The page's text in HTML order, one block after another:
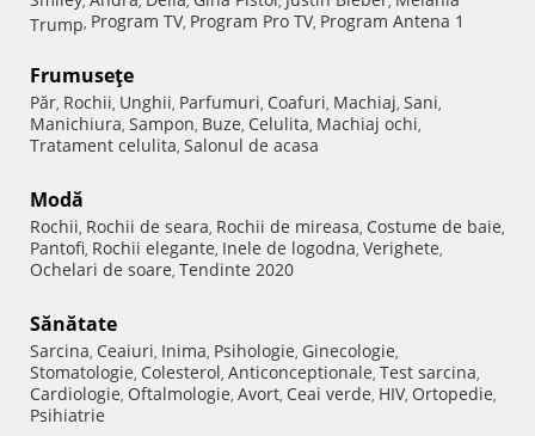
Trump, Program TV, Program Pro TV, Program Antena 1
Frumuseţe
Păr, Rochii, Unghii, Parfumuri, Coafuri, Machiaj, Sani,
Manichiura, Sampon, Buze, Celulita, Machiaj ochi,
Tratament celulita, Salonul de acasa
Modă
Rochii, Rochii de seara, Rochii de mireasa, Costume de baie,
Pantofi, Rochii elegante, Inele de logodna, Verighete,
Ochelari de soare, Tendinte 2020
Sănătate
Sarcina, Ceaiuri, Inima, Psihologie, Ginecologie,
Stomatologie, Colesterol, Anticonceptionale, Test sarcina,
Cardiologie, Oftalmologie, Avort, Ceai verde, HIV, Ortopedie,
Psihiatrie